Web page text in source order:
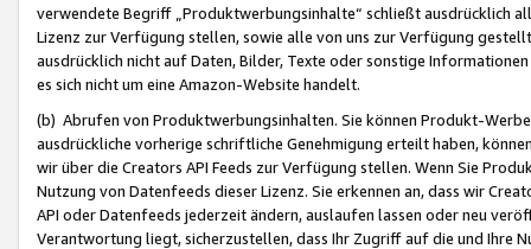
verwendete Begriff „Produktwerbungsinhalte“ schließt ausdrücklich
Lizenz zur Verfügung stellen, sowie alle von uns zur Verfügung
ausdrücklich nicht auf Daten, Bilder, Texte oder sonstige
es sich nicht um eine Amazon-Website handelt.
(b) Abrufen von Produktwerbungsinhalten. Sie können Produkt-
ausdrückliche vorherige schriftliche Genehmigung erteilt haben,
wir über die Creators API Feeds zur Verfügung stellen. Wenn Sie
Nutzung von Datenfeeds dieser Lizenz. Sie erkennen an, dass wir
API oder Datenfeeds jederzeit ändern, auslaufen lassen oder neu
Verantwortung liegt, sicherzustellen, dass Ihr Zugriff auf die und Ihre